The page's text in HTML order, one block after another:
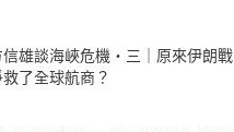
信雄談海峽危機・三｜原來伊朗戰
了全球航商？